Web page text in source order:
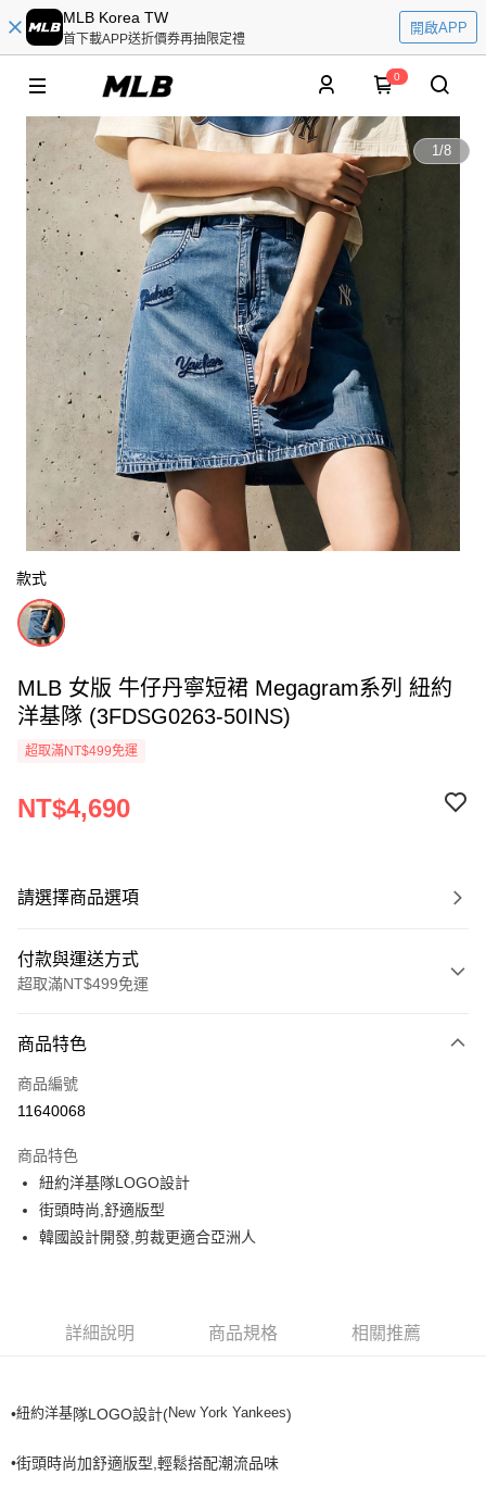
MLB Korea TW
首下載APP送折價券再抽限定禮
開啟APP
0
1/8
款式
MLB 女版 牛仔丹寧短裙 Megagram系列 紐約
洋基隊 (3FDSG0263-50INS)
超取滿NT$499免運
NT$4,690
請選擇商品選項
付款與運送方式
超取滿NT$499免運
信用卡一次付款
超商取貨付款
Apple Pay
街口支付
全家取貨付款<未取貨列黑名單/不支援離島取退>
全家取貨<不支援離島取退>
商品特色
商品編號
11640068
商品特色
紐約洋基隊LOGO設計
街頭時尚,舒適版型
韓國設計開發,剪裁更適合亞洲人
詳細說明 商品規格 相關推薦
•紐約洋基隊LOGO設計(New York Yankees)
•街頭時尚加舒適版型,輕鬆搭配潮流品味